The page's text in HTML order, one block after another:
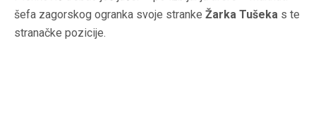
šefa zagorskog ogranka svoje stranke Žarka Tušeka s te
stranačke pozicije.